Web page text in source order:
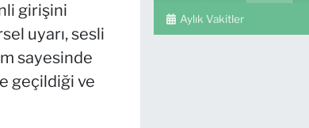
girişini
uyarı, sesli
sayesinde
geçildiği ve
Aylık Vakitler